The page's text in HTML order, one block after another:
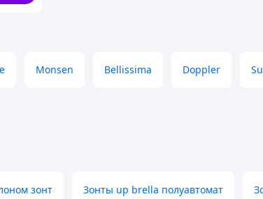
Monsen Bellissima Doppler
зонт Зонты up brella полуавтомат